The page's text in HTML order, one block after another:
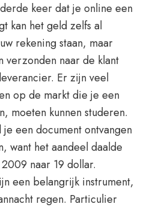
keer dat je online een
kan het geld zelfs al
rekening staan, maar
naar de klant
Er zijn veel
op de markt die je een
moeten kunnen studeren.
een document ontvangen
want het aandeel daalde
naar 19 dollar.
een belangrijk instrument,
regen. Particulier